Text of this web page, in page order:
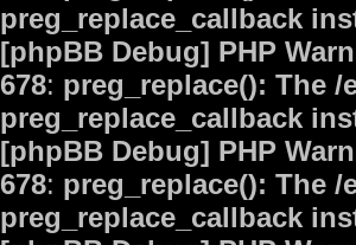
preg_replace_callback
[phpBB Debug] PHP
678: preg_replace(): The
preg_replace_callback
[phpBB Debug] PHP
678: preg_replace(): The
preg_replace_callback